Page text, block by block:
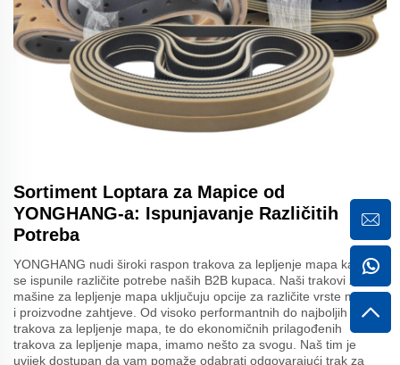
Sortiment Loptara za Mapice od
YONGHANG-a: Ispunjavanje Različitih
Potreba
YONGHANG nudi široki raspon trakova za lepljenje mapa kako bi
se ispunile različite potrebe naših B2B kupaca. Naši trakovi za
mašine za lepljenje mapa uključuju opcije za različite vrste mašina
i proizvodne zahtjeve. Od visoko performantnih do najboljih
trakova za lepljenje mapa, te do ekonomičnih prilagođenih
trakova za lepljenje mapa, imamo nešto za svogu. Naš tim je
uvijek dostupan da vam pomaže odabrati odgovarajući trak za